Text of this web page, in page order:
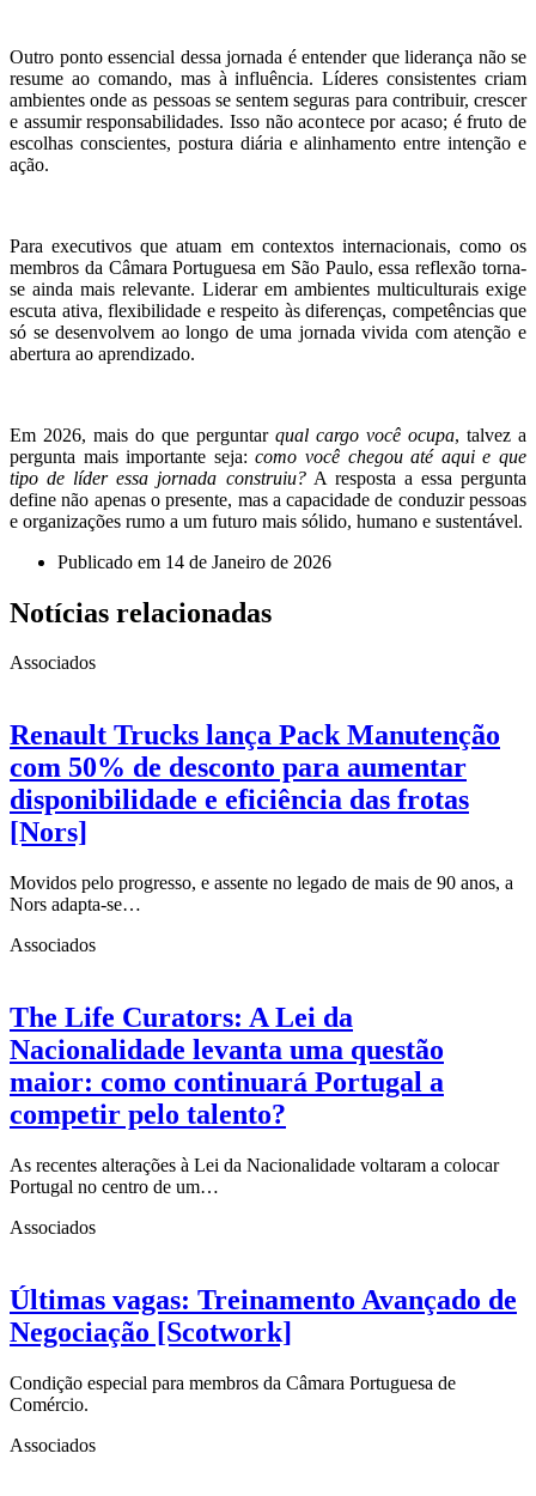
Outro ponto essencial dessa jornada é entender que liderança não se
resume ao comando, mas à influência. Líderes consistentes criam
ambientes onde as pessoas se sentem seguras para contribuir, crescer
e assumir responsabilidades. Isso não acontece por acaso; é fruto de
escolhas conscientes, postura diária e alinhamento entre intenção e
ação.
Para executivos que atuam em contextos internacionais, como os
membros da Câmara Portuguesa em São Paulo, essa reflexão torna-
se ainda mais relevante. Liderar em ambientes multiculturais exige
escuta ativa, flexibilidade e respeito às diferenças, competências que
só se desenvolvem ao longo de uma jornada vivida com atenção e
abertura ao aprendizado.
Em 2026, mais do que perguntar qual cargo você ocupa, talvez a
pergunta mais importante seja:como você chegou até aqui e que
tipo de líder essa jornada construiu?A resposta a essa pergunta
define não apenas o presente, mas a capacidade de conduzir pessoas
e organizações rumo a um futuro mais sólido, humano e sustentável.
Publicado em 14 de Janeiro de 2026
Notícias relacionadas
Associados
Renault Trucks lança Pack Manutenção
com 50% de desconto para aumentar
disponibilidade e eficiência das frotas
[Nors]
Movidos pelo progresso, e assente no legado de mais de 90 anos, a
Nors adapta-se…
Associados
The Life Curators: A Lei da
Nacionalidade levanta uma questão
maior: como continuará Portugal a
competir pelo talento?
As recentes alterações à Lei da Nacionalidade voltaram a colocar
Portugal no centro de um…
Associados
Últimas vagas: Treinamento Avançado de
Negociação [Scotwork]
Condição especial para membros da Câmara Portuguesa de
Comércio.
Associados